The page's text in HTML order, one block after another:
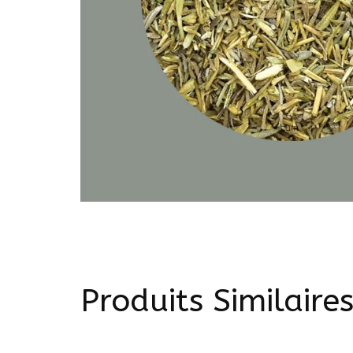
Produits Similaires